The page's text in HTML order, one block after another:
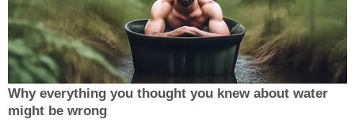
Why everything you thought you knew about water
might be wrong